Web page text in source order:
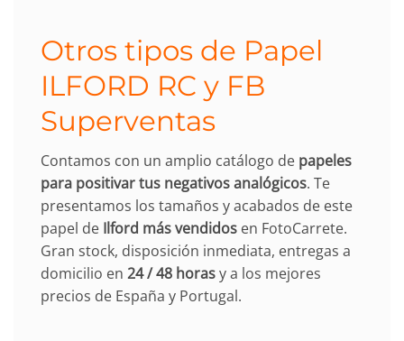
Otros tipos de Papel
ILFORD RC y FB
Superventas
Contamos con un amplio catálogo de papeles
para positivar tus negativos analógicos. Te
presentamos los tamaños y acabados de este
papel de Ilford más vendidos en FotoCarrete.
Gran stock, disposición inmediata, entregas a
domicilio en 24 / 48 horasy a los mejores
precios de España y Portugal.